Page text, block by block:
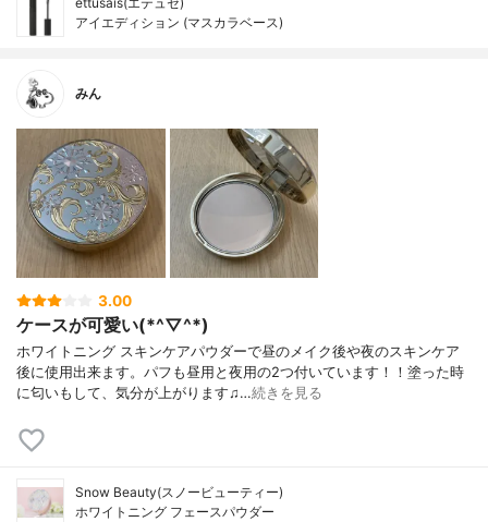
アイエディション (マスカラベース)
みん
3.00
ケースが可愛い(*^▽^*)
ホワイトニング スキンケアパウダーで昼のメイク後や夜のスキンケア
後に使用出来ます。パフも昼用と夜用の2つ付いています！！塗った時
に匂いもして、気分が上がります♫…続きを見る
Snow Beauty(スノービューティー)
ホワイトニング フェースパウダー